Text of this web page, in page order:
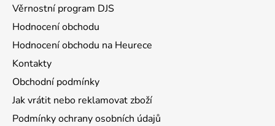
Věrnostní program DJS
Hodnocení obchodu
Hodnocení obchodu na Heurece
Kontakty
Obchodní podmínky
Jak vrátit nebo reklamovat zboží
Podmínky ochrany osobních údajů